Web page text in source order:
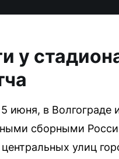
у
июня, в
сборными
улиц